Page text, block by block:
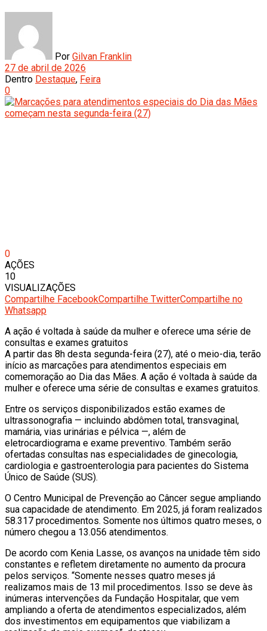
Por Gilvan Franklin
27 de abril de 2026
Dentro Destaque, Feira
0
0
AÇÕES
10
VISUALIZAÇÕES
Compartilhe FacebookCompartilhe TwitterCompartilhe no
Whatsapp
A ação é voltada à saúde da mulher e oferece uma série de
consultas e exames gratuitos
A partir das 8h desta segunda-feira (27), até o meio-dia, terão
início as marcações para atendimentos especiais em
comemoração ao Dia das Mães. A ação é voltada à saúde da
mulher e oferece uma série de consultas e exames gratuitos.
Entre os serviços disponibilizados estão exames de
ultrassonografia — incluindo abdômen total, transvaginal,
mamária, vias urinárias e pélvica —, além de
eletrocardiograma e exame preventivo. Também serão
ofertadas consultas nas especialidades de ginecologia,
cardiologia e gastroenterologia para pacientes do Sistema
Único de Saúde (SUS).
O Centro Municipal de Prevenção ao Câncer segue ampliando
sua capacidade de atendimento. Em 2025, já foram realizados
58.317 procedimentos. Somente nos últimos quatro meses, o
número chegou a 13.056 atendimentos.
De acordo com Kenia Lasse, os avanços na unidade têm sido
constantes e refletem diretamente no aumento da procura
pelos serviços. “Somente nesses quatro meses já
realizamos mais de 13 mil procedimentos. Isso se deve às
inúmeras intervenções da Fundação Hospitalar, que vem
ampliando a oferta de atendimentos especializados, além
dos investimentos em equipamentos que viabilizam a